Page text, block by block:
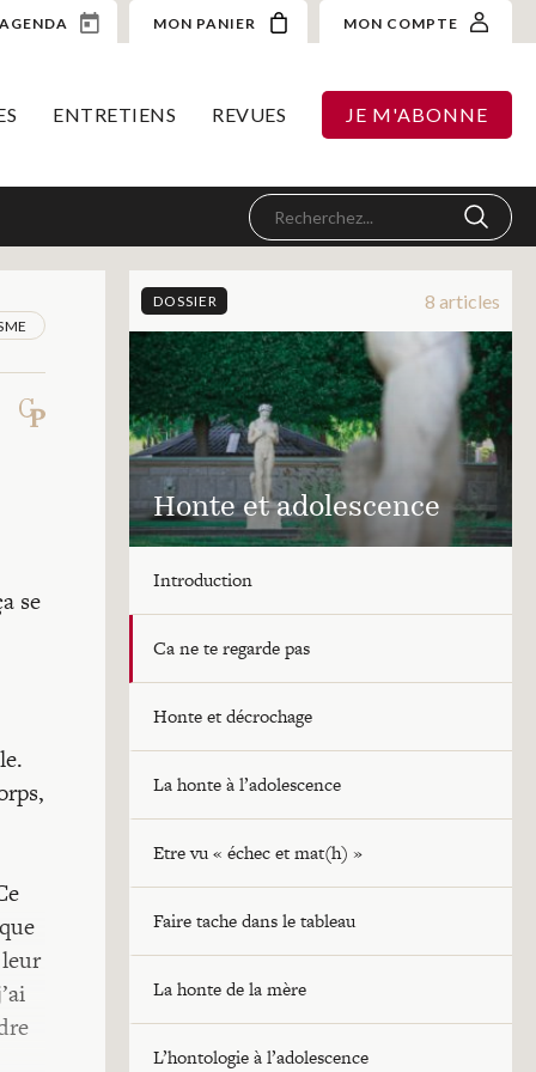
MON PANIER MON COMPTE
ENTRETIENS REVUES JE M'ABONNE
se
DOSSIER 8 articles
Honte et adolescence
Introduction
Ca ne te regarde pas
Honte et décrochage
La honte à l’adolescence
Etre vu « échec et mat(h) »
Faire tache dans le tableau
La honte de la mère
L’hontologie à l’adolescence